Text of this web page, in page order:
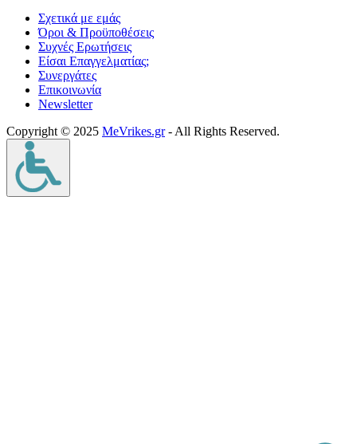
Σχετικά με εμάς
Όροι & Προϋποθέσεις
Συχνές Ερωτήσεις
Είσαι Επαγγελματίας;
Συνεργάτες
Επικοινωνία
Νewsletter
Copyright © 2025 MeVrikes.gr- All Rights Reserved.